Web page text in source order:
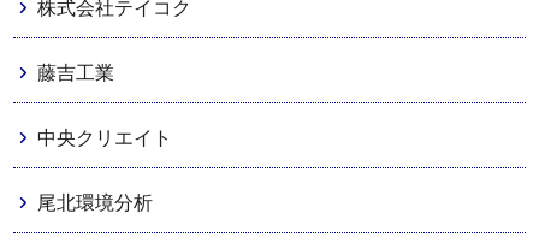
株式会社テイコク
藤吉工業
中央クリエイト
尾北環境分析